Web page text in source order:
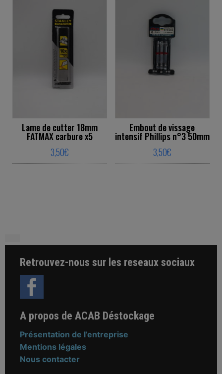
Lame de cutter 18mm
FATMAX carbure x5
3,50€
Embout de vissage
intensif Phillips n°3 50mm
3,50€
Retrouvez-nous sur les reseaux sociaux
A propos de ACAB Déstockage
Présentation de l’entreprise
Mentions légales
Nous contacter